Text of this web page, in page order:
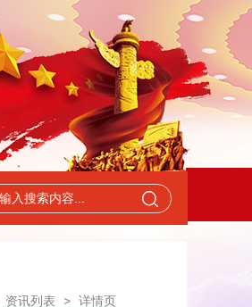
资讯列表 > 详情页